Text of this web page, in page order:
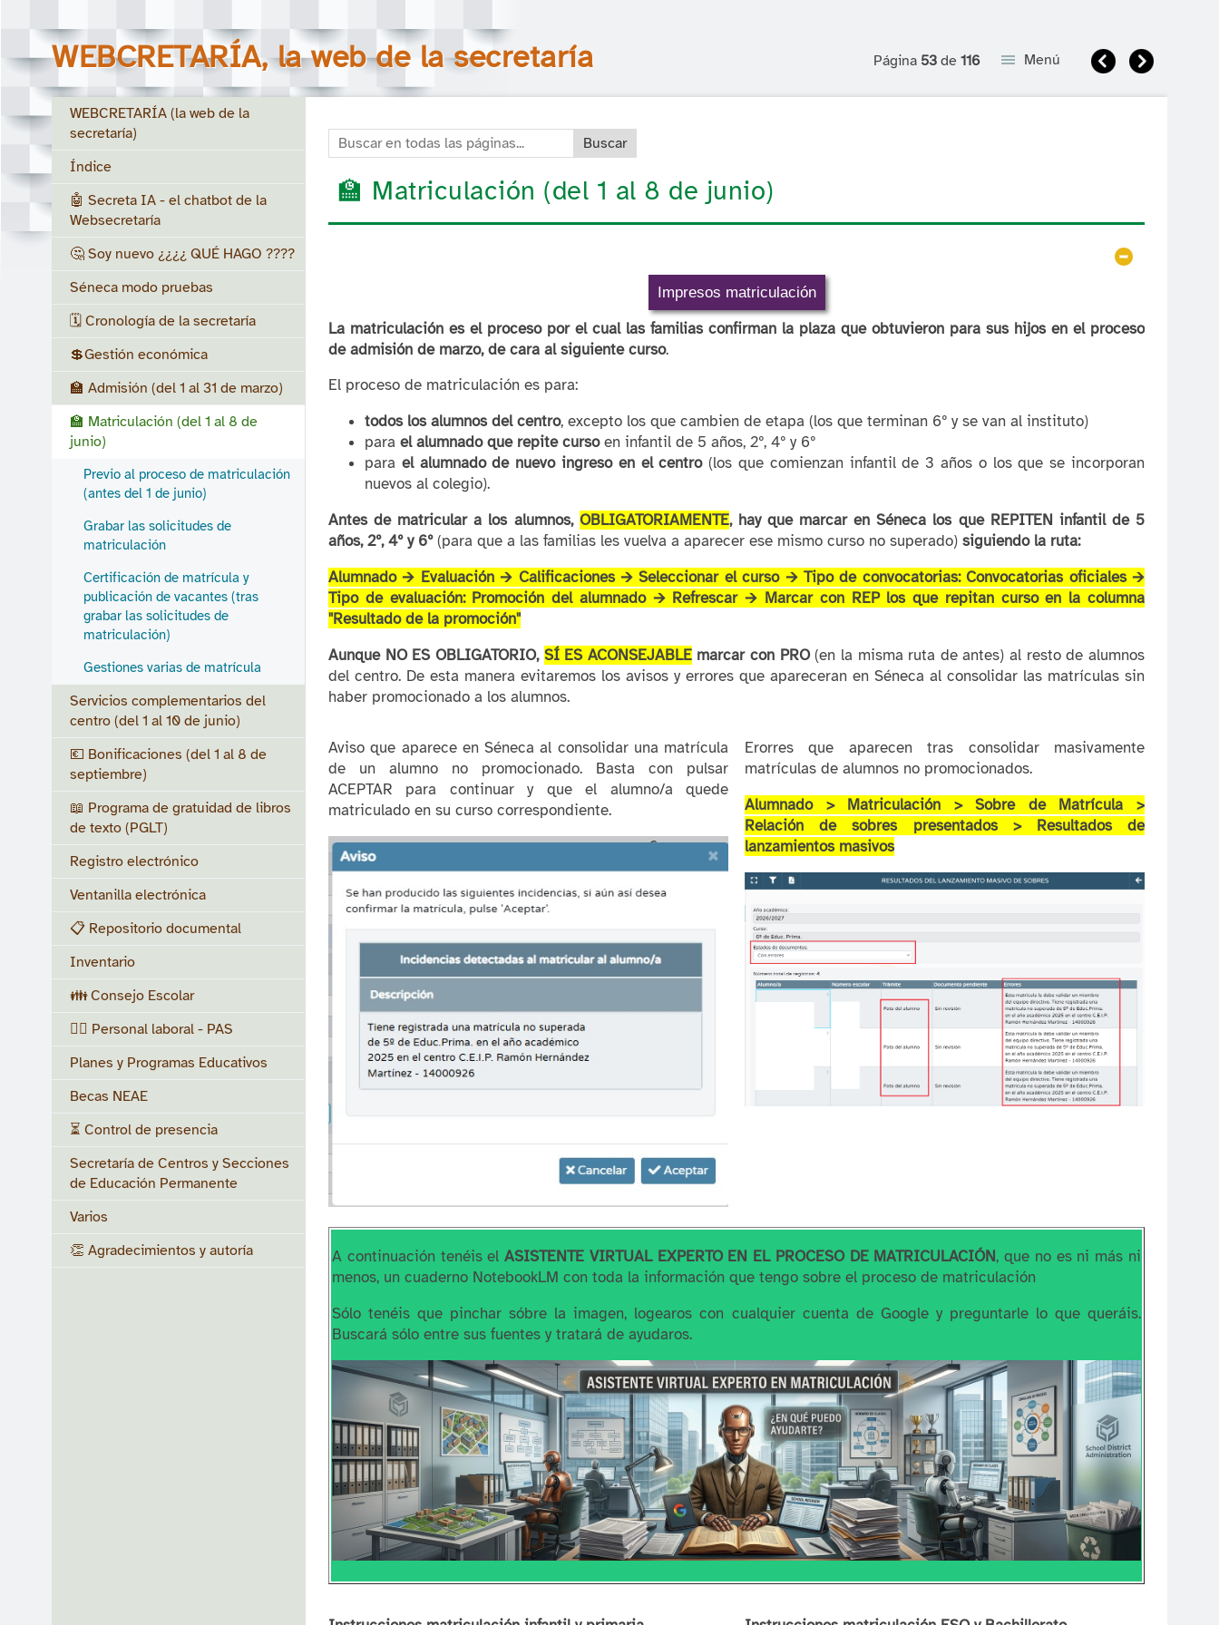
WEBCRETARÍA, la web de la secretaría Menú
WEBCRETARÍA (la web de la
secretaría)
Índice
🤖 Secreta IA - el chatbot de la
Websecretaría
🤔 Soy nuevo ¿¿¿¿ QUÉ HAGO ????
Séneca modo pruebas
🗓️ Cronología de la secretaría
💲Gestión económica
🏫 Admisión (del 1 al 31 de marzo)
🏫 Matriculación (del 1 al 8 de
junio)
Previo al proceso de matriculación
(antes del 1 de junio)
Grabar las solicitudes de
matriculación
Certificación de matrícula y
publicación de vacantes (tras
grabar las solicitudes de
matriculación)
Gestiones varias de matrícula
Servicios complementarios del
centro (del 1 al 10 de junio)
💶 Bonificaciones (del 1 al 8 de
septiembre)
📖 Programa de gratuidad de libros
de texto (PGLT)
Registro electrónico
Ventanilla electrónica
📋 Repositorio documental
Inventario
👪 Consejo Escolar
👷‍♀️ Personal laboral - PAS
Planes y Programas Educativos
Becas NEAE
⏳ Control de presencia
Secretaría de Centros y Secciones
de Educación Permanente
Varios
👏 Agradecimientos y autoría
Anterior
Página 53 de 116
Buscar en todas las páginas:
🏫 Matriculación (del 1 al 8 de junio)
Impresos matriculación
La matriculación es el proceso por el cual las familias confirman la plaza que obtuvieron para sus hijos en el proceso
de admisión de marzo, de cara al siguiente curso.
El proceso de matriculación es para:
todos los alumnos del centro, excepto los que cambien de etapa (los que terminan 6º y se van al instituto)
para el alumnado que repite cursoen infantil de 5 años, 2º, 4º y 6º
para el alumnado de nuevo ingreso en el centro(los que comienzan infantil de 3 años o los que se incorporan
nuevos al colegio).
Antes de matricular a los alumnos, OBLIGATORIAMENTE, hay que marcar en Séneca los que REPITEN infantil de 5
años, 2º, 4º y 6º(para que a las familias les vuelva a aparecer ese mismo curso no superado) siguiendo la ruta:
Alumnado 🡪 Evaluación 🡪 Calificaciones 🡪 Seleccionar el curso 🡪 Tipo de convocatorias: Convocatorias oficiales 🡪
Tipo de evaluación: Promoción del alumnado 🡪 Refrescar 🡪 Marcar con REP los que repitan curso en la columna
"Resultado de la promoción"
Aunque NO ES OBLIGATORIO, SÍ ES ACONSEJABLEmarcar con PRO(en la misma ruta de antes) al resto de alumnos
del centro. De esta manera evitaremos los avisos y errores que apareceran en Séneca al consolidar las matrículas sin
haber promocionado a los alumnos.
Aviso que aparece en Séneca al consolidar una matrícula
de un alumno no promocionado. Basta con pulsar
ACEPTAR para continuar y que el alumno/a quede
matriculado en su curso correspondiente.
Erorres que aparecen tras consolidar masivamente
matrículas de alumnos no promocionados.
Alumnado > Matriculación > Sobre de Matrícula >
Relación de sobres presentados > Resultados de
lanzamientos masivos
A continuación tenéis elASISTENTE VIRTUAL EXPERTO EN EL PROCESO DE MATRICULACIÓN, que no es ni más ni
menos, un cuaderno NotebookLM con toda la información que tengo sobre el proceso de matriculación
Sólo tenéis que pinchar sóbre la imagen, logearos con cualquier cuenta de Google y preguntarle lo que queráis.
Buscará sólo entre sus fuentes y tratará de ayudaros.